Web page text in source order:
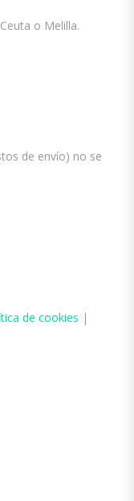
o Melilla.
de envío) no se
de cookies |